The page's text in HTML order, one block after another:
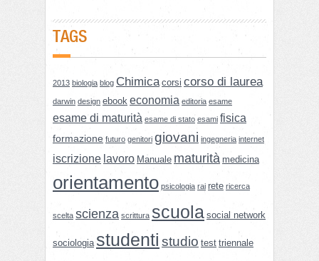
TAGS
2013 biologia blog Chimica corsi corso di laurea
darwin design ebook economia editoria esame
esame di maturità esame di stato esami fisica
formazione futuro genitori giovani ingegneria internet
iscrizione lavoro Manuale maturità medicina
orientamento psicologia rai rete ricerca
scelta scienza scrittura scuola social network
sociologia studenti studio test triennale